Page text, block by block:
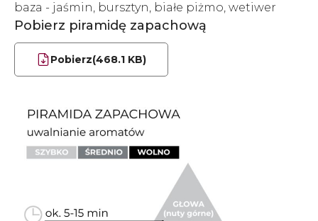
baza - jaśmin, bursztyn, białe piżmo, wetiwer
Pobierz piramidę zapachową
Pobierz(468.1 KB)